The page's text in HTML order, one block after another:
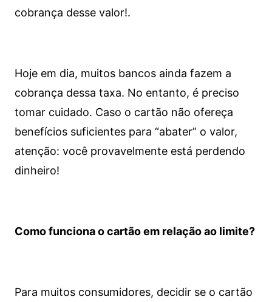
cobrança desse valor!.
Hoje em dia, muitos bancos ainda fazem a
cobrança dessa taxa. No entanto, é preciso
tomar cuidado. Caso o cartão não ofereça
benefícios suficientes para “abater” o valor,
atenção: você provavelmente está perdendo
dinheiro!
Como funciona o cartão em relação ao limite?
Para muitos consumidores, decidir se o cartão